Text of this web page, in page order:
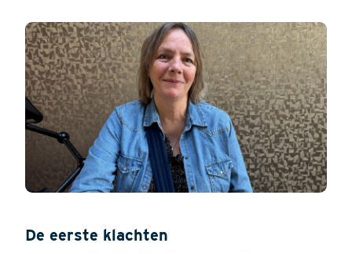
De eerste klachten